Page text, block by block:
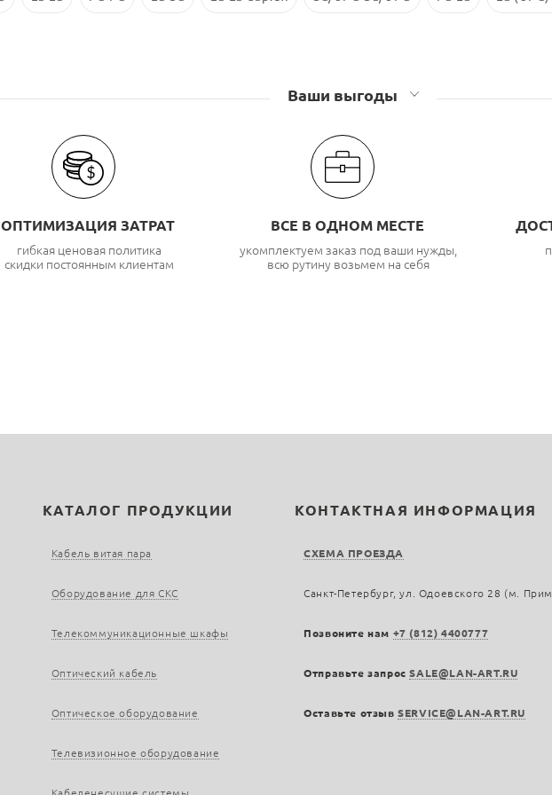
Ваши выгоды
ОПТИМИЗАЦИЯ ЗАТРАТ
гибкая ценовая политика
скидки постоянным клиентам
ВСЕ В ОДНОМ МЕСТЕ
укомплектуем заказ под ваши нужды,
всю рутину возьмем на себя
КАТАЛОГ ПРОДУКЦИИ
Кабель витая пара
Оборудование для СКС
Телекоммуникационные шкафы
Оптический кабель
Оптическое оборудование
Телевизионное оборудование
КОНТАКТНАЯ ИНФОРМАЦИЯ
СХЕМА ПРОЕЗДА
Санкт-Петербург, ул. Одоевского 28 (м.
Позвоните нам +7 (812) 4400777
Отправьте запросSALE@LAN-ART.RU
Оставьте отзывSERVICE@LAN-ART.RU